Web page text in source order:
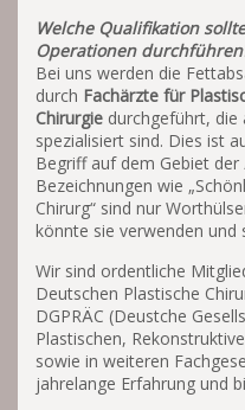
Welche Qualifikation
Operationen
Bei uns werden die
durch Fachärzte für
Chirurgie durchgeführt,
spezialisiert sind. Dies ist
Begriff auf dem Gebiet der
Bezeichnungen wie
Chirurg“ sind nur
könnte sie verwenden
Wir sind ordentliche
Deutschen Plastische
DGPRÄC (Deustche
Plastischen,
sowie in weiteren
jahrelange Erfahrung und